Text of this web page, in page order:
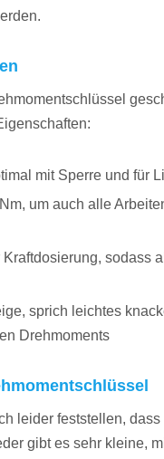
mit Sperre und für
um auch alle
sodass
sprich leichtes
Drehmoments
leider feststellen,
gibt es sehr kleine,